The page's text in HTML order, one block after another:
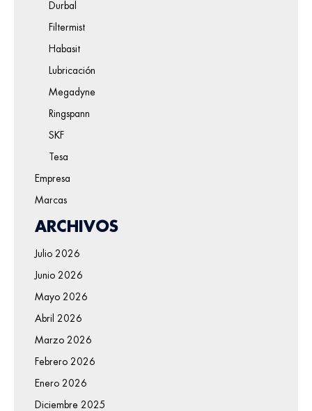
Durbal
Filtermist
Habasit
Lubricación
Megadyne
Ringspann
SKF
Tesa
Empresa
Marcas
ARCHIVOS
Julio 2026
Junio 2026
Mayo 2026
Abril 2026
Marzo 2026
Febrero 2026
Enero 2026
Diciembre 2025